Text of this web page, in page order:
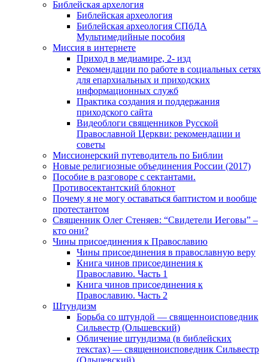
Библейская архелогия
Библейская археология
Библейская археология СПбДА
Мультимедийные пособия
Миссия в интернете
Приход в медиамире, 2- изд
Рекомендации по работе в социальных сетях
для епархиальных и приходских
информационных служб
Практика создания и поддержания
приходского сайта
Видеоблоги священников Русской
Православной Церкви: рекомендации и
советы
Миссионерский путеводитель по Библии
Новые религиозные объединения России (2017)
Пособие в разговоре с сектантами.
Противосектантский блокнот
Почему я не могу оставаться баптистом и вообще
протестантом
Священник Олег Стеняев: “Свидетели Иеговы” –
кто они?
Чины присоединения к Православию
Чины присоединения в православную веру
Книга чинов присоединения к
Православию. Часть 1
Книга чинов присоединения к
Православию. Часть 2
Штундизм
Борьба со штундой — священноисповедник
Сильвестр (Ольшевский)
Обличение штундизма (в библейских
текстах) — священноисповедник Сильвестр